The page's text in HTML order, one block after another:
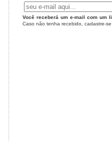
Você receberá um e-mail com um
Caso não tenha recebido, cadastre-